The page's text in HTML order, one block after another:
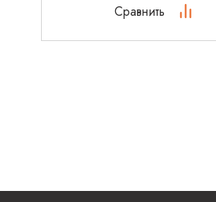
Сравнить